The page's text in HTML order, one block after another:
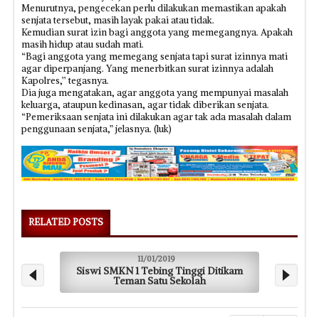
Menurutnya, pengecekan perlu dilakukan memastikan apakah
senjata tersebut, masih layak pakai atau tidak.
Kemudian surat izin bagi anggota yang memegangnya. Apakah
masih hidup atau sudah mati.
“Bagi anggota yang memegang senjata tapi surat izinnya mati
agar diperpanjang. Yang menerbitkan surat izinnya adalah
Kapolres,’’ tegasnya.
Dia juga mengatakan, agar anggota yang mempunyai masalah
keluarga, ataupun kedinasan, agar tidak diberikan senjata.
“Pemeriksaan senjata ini dilakukan agar tak ada masalah dalam
penggunaan senjata,” jelasnya. (luk)
RELATED POSTS
11/01/2019
Siswi SMKN 1 Tebing Tinggi Ditikam
Teman Satu Sekolah